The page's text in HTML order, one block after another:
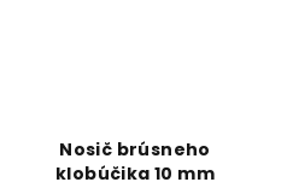
Nosič brúsneho
klobúčika 10 mm